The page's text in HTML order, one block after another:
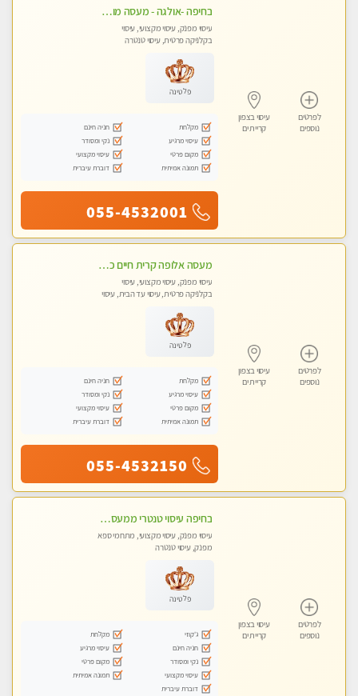
לפרטים
נוספים
עיסוי בצפון
קריית ים
בחיפה -אולגה - מעסה מושלמת חדשה בעיר ! טל 052-5738058
עיסוי מפנק, עיסוי מקצועי, עיסוי
בקלניקה פרטית, עיסוי טנטרה
פלטינה
מקלחת
חניה חינם
עיסוי מרגיע
נקי ומסודר
מקום פרטי
עיסוי מקצועי
תמונה אמיתית
דוברת עיברית
055-4532001
לפרטים
נוספים
עיסוי בצפון
קריית ים
מעסה אלופה קרית חיים כל סוגי העיסויים מעסה מקצועית ואיכותית פרטי!!
עיסוי מפנק, עיסוי מקצועי, עיסוי
בקלניקה פרטית, עיסוי עד הבית, עיסוי
פלטינה
מקלחת
חניה חינם
עיסוי מרגיע
נקי ומסודר
מקום פרטי
עיסוי מקצועי
תמונה אמיתית
דוברת עיברית
055-4532150
לפרטים
נוספים
עיסוי בצפון
קריית ים
בחיפה עיסוי טנטרי ממעסה מקצועית. חוויה מעולם אחר שכל אחד צריך לנסות. מעסה צעירה, אנרגיה נשית, ☺️❤️
עיסוי מפנק, עיסוי מקצועי, מתחמי ספא
מפנק, עיסוי טנטרה
פלטינה
ג'קוזי
מקלחת
חניה חינם
עיסוי מרגיע
נקי ומסודר
מקום פרטי
עיסוי מקצועי
תמונה אמיתית
דוברת עיברית